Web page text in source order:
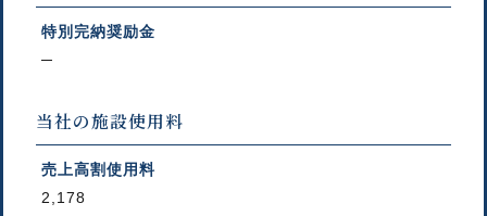
特別完納奨励金
─
当社の施設使用料
売上高割使用料
2,178